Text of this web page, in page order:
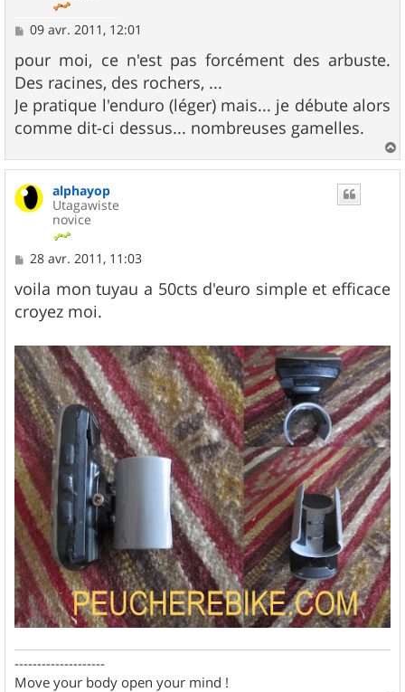
M
s
s
a
g
e
09 avr. 2011, 12:01
pour moi, ce n'est pas forcément des arbuste.
Des racines, des rochers, ...
Je pratique l'enduro (léger) mais... je débute alors
comme dit-ci dessus... nombreuses gamelles.
a
alphayop
Utagawiste
novice
M
s
s
a
e
28 avr. 2011, 11:03
voila mon tuyau a 50cts d'euro simple et efficace
croyez moi.
--------------------
Move your body open your mind !